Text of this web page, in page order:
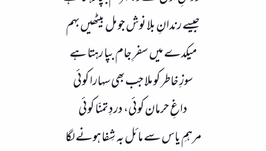
جیسے رندانِ بلا نوش جو مل بیٹھیں بہم
میکدے میں سفرِ جام بپا رہتا ہے
سوزِ خاطر کو ملا جب بھی سہارا کوئی
داغِ حرمان کوئی، دردِ تمنّا کوئی
مرہمِ یاس سے مائل بہ شِفا ہونے لگا